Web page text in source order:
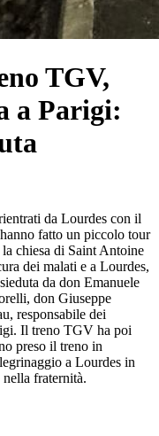
TGV,
a Parigi:
da Lourdes con il
fatto un piccolo tour
chiesa di Saint Antoine
dei malati e a Lourdes,
da don Emanuele
don Giuseppe
responsabile dei
Il treno TGV ha poi
preso il treno in
a Lourdes in
fraternità.